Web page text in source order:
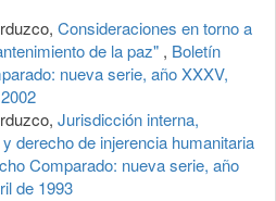
Consideraciones en torno a
de la paz" , Boletín
nueva serie, año XXXV,
Jurisdicción interna,
derecho de injerencia humanitaria
Comparado: nueva serie, año
de 1993